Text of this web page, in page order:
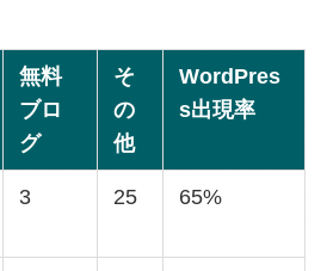
無料
ブロ
グ
そ
の
他
WordPres
s出現率
3 25 65%